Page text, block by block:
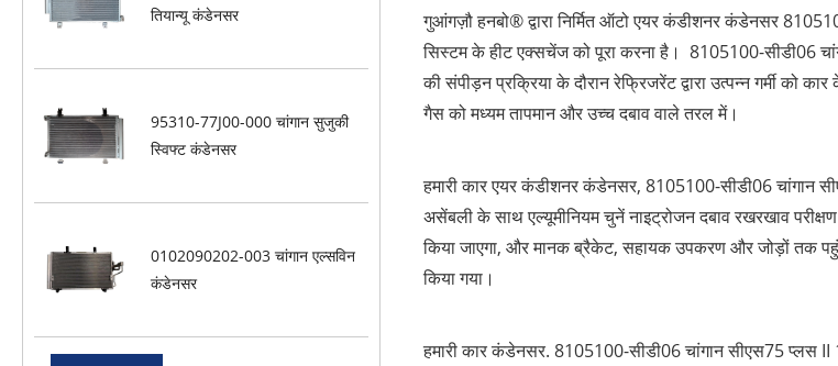
तियान्यू कंडेनसर
95310-77J00-000 चांगान सुजुकी
स्विफ्ट कंडेनसर
0102090202-003 चांगान एल्सविन
कंडेनसर
गुआंगज़ौ हनबो® द्वारा निर्मित ऑटो एयर कंडीशनर कंडेनसर
सिस्टम के हीट एक्सचेंज को पूरा करना है। 8105100-सीडी06
की संपीड़न प्रक्रिया के दौरान रेफ्रिजरेंट द्वारा उत्पन्न गर्मी
गैस को मध्यम तापमान और उच्च दबाव वाले तरल में।
हमारी कार एयर कंडीशनर कंडेनसर, 8105100-सीडी06 चांगान
असेंबली के साथ एल्यूमीनियम चुनें नाइट्रोजन दबाव रखरखाव
किया जाएगा, और मानक ब्रैकेट, सहायक उपकरण और जोड़ों तक
किया गया।
हमारी कार कंडेनसर. 8105100-सीडी06 चांगान सीएस75 प्लस II